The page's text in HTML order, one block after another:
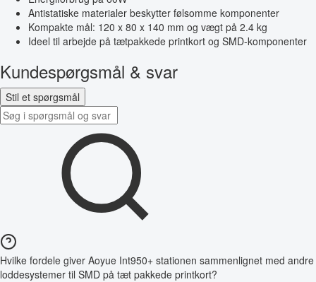
Antistatiske materialer beskytter følsomme komponenter
Kompakte mål: 120 x 80 x 140 mm og vægt på 2.4 kg
Ideel til arbejde på tætpakkede printkort og SMD-komponenter
Kundespørgsmål & svar
Stil et spørgsmål
Hvilke fordele giver Aoyue Int950+ stationen sammenlignet med andre
loddesystemer til SMD på tæt pakkede printkort?